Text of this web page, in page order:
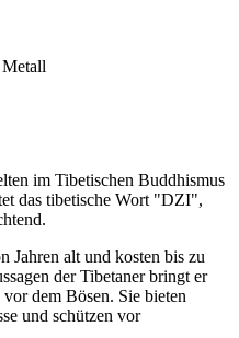
im Tibetischen Buddhismus
das tibetische Wort "DZI",
Jahren alt und kosten bis zu
der Tibetaner bringt er
dem Bösen. Sie bieten
und schützen vor